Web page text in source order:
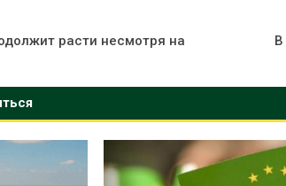
расти несмотря на
В